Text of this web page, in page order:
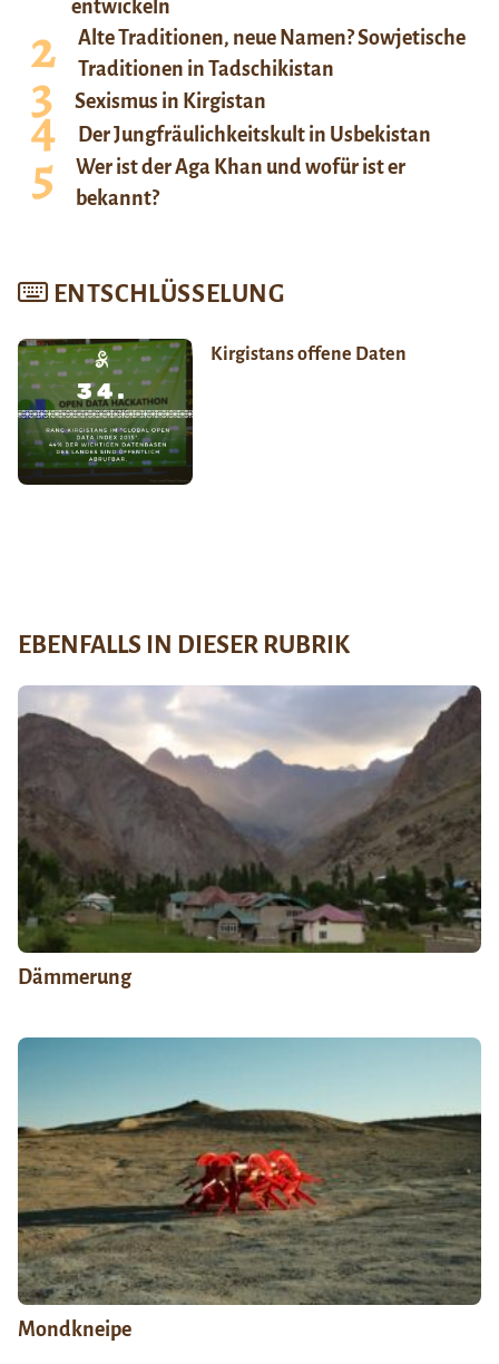
entwickeln
Alte Traditionen, neue Namen? Sowjetische
Traditionen in Tadschikistan
Sexismus in Kirgistan
Der Jungfräulichkeitskult in Usbekistan
Wer ist der Aga Khan und wofür ist er
bekannt?
ENTSCHLÜSSELUNG
Kirgistans offene Daten
EBENFALLS IN DIESER RUBRIK
Dämmerung
Mondkneipe